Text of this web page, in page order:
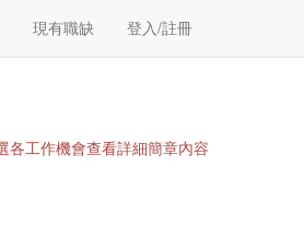
現有職缺 登入/註冊
各工作機會查看詳細簡章內容